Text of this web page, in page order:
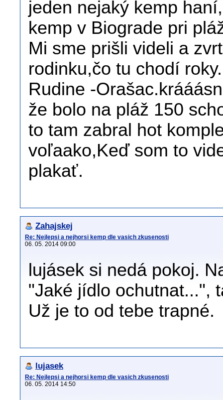
jeden nejaký kemp
kemp v Biograde pri
Mi sme prišli videli a
rodinku,čo tu chodí
Rudine -
že bolo na pláž 150
to tam zabral hot
voľaako,Keď som to
plakať.
Zahajskej
Re: Nejlepsi a nejhorsi kemp dle vasich zkusenosti
06. 05. 2014 09:00
lujásek si nedá pokoj.
"Jaké jídlo ochutnat...",
Už je to od tebe trapné.
lujasek
Re: Nejlepsi a nejhorsi kemp dle vasich zkusenosti
06. 05. 2014 14:50